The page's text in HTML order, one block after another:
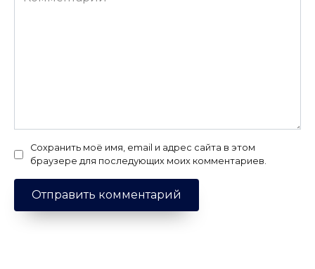
Сохранить моё имя, email и адрес сайта в этом
браузере для последующих моих комментариев.